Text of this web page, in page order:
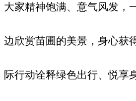
大家精神饱满、意气风发，
边欣赏苗圃的美景，身心获
际行动诠释绿色出行、悦享